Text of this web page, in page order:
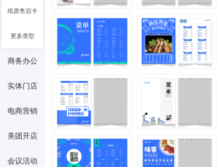
纸质售后卡
更多类型
商务办公
实体门店
电商营销
美团开店
会议活动